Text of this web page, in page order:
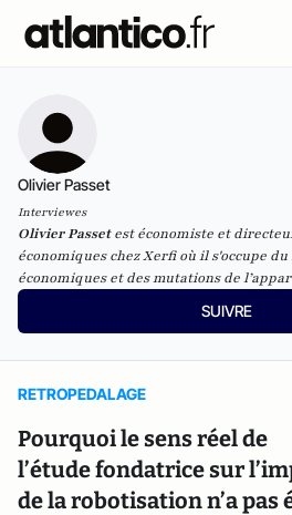
Olivier Passet
Interviewes
Olivier Passetest économiste et
économiques chezXerfioù il s'occupe
économiques et des mutations de
SUIVRE
RETROPEDALAGE
Pourquoi le sens réel de
l’étude fondatrice sur
de la robotisation n’a pas